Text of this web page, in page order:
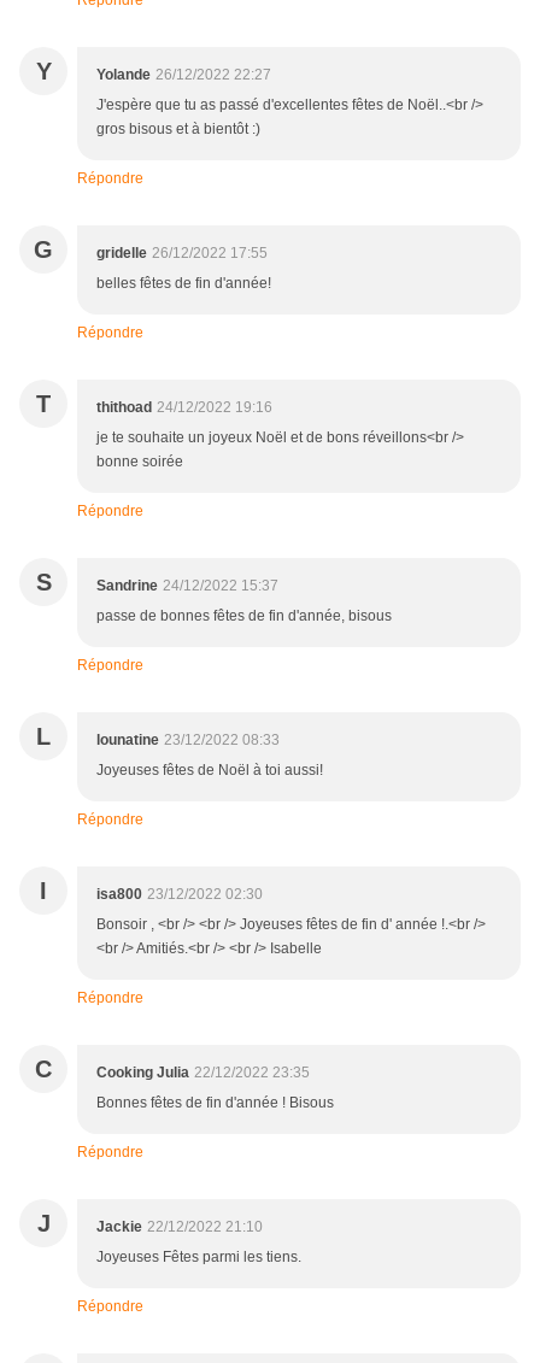
Y Yolande 26/12/2022 22:27
J'espère que tu as passé d'excellentes fêtes de Noël..<br />
gros bisous et à bientôt :)
Répondre
G gridelle 26/12/2022 17:55
belles fêtes de fin d'année!
Répondre
T thithoad 24/12/2022 19:16
je te souhaite un joyeux Noël et de bons réveillons<br />
bonne soirée
Répondre
S Sandrine 24/12/2022 15:37
passe de bonnes fêtes de fin d'année, bisous
Répondre
L lounatine 23/12/2022 08:33
Joyeuses fêtes de Noël à toi aussi!
Répondre
I isa800 23/12/2022 02:30
Bonsoir , <br /> <br /> Joyeuses fêtes de fin d' année !.<br />
<br /> Amitiés.<br /> <br /> Isabelle
Répondre
C Cooking Julia 22/12/2022 23:35
Bonnes fêtes de fin d'année ! Bisous
Répondre
J Jackie 22/12/2022 21:10
Joyeuses Fêtes parmi les tiens.
Répondre